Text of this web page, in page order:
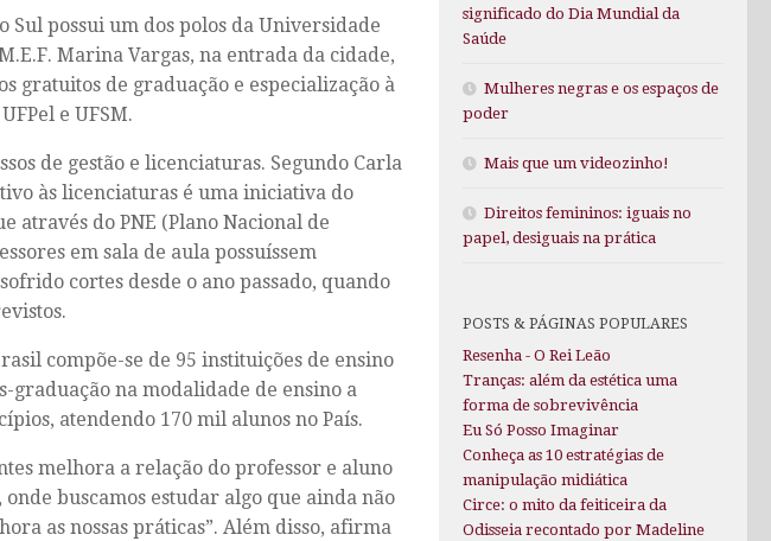
Sul possui um dos polos da Universidade
Marina Vargas, na entrada da cidade,
gratuitos de graduação e especialização à
e UFSM.
de gestão e licenciaturas. Segundo Carla
às licenciaturas é uma iniciativa do
através do PNE (Plano Nacional de
em sala de aula possuíssem
cortes desde o ano passado, quando
compõe-se de 95 instituições de ensino
graduação na modalidade de ensino a
atendendo 170 mil alunos no País.
melhora a relação do professor e aluno
buscamos estudar algo que ainda não
as nossas práticas”. Além disso, afirma
significado do Dia Mundial da
Saúde
Mulheres negras e os espaços de
poder
Mais que um videozinho!
Direitos femininos: iguais no
papel, desiguais na prática
POSTS & PÁGINAS POPULARES
Resenha - O Rei Leão
Tranças: além da estética uma
forma de sobrevivência
Eu Só Posso Imaginar
Conheça as 10 estratégias de
manipulação midiática
Circe: o mito da feiticeira da
Odisseia recontado por Madeline